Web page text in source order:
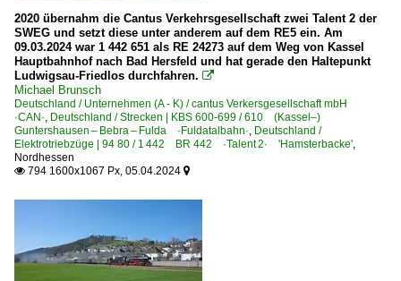
2020 übernahm die Cantus Verkehrsgesellschaft zwei Talent 2 der
SWEG und setzt diese unter anderem auf dem RE5 ein. Am
09.03.2024 war 1 442 651 als RE 24273 auf dem Weg von Kassel
Hauptbahnhof nach Bad Hersfeld und hat gerade den Haltepunkt
Ludwigsau-Friedlos durchfahren. 
Michael Brunsch
Deutschland / Unternehmen (A - K) / cantus Verkersgesellschaft mbH
·CAN·, Deutschland / Strecken | KBS 600-699 / 610 (Kassel–)
Guntershausen – Bebra – Fulda ·Fuldatalbahn·, Deutschland /
Elektrotriebzüge | 94 80 / 1 442 BR 442 ·Talent 2· 'Hamsterbacke',
Nordhessen
 794 1600x1067 Px, 05.04.2024 